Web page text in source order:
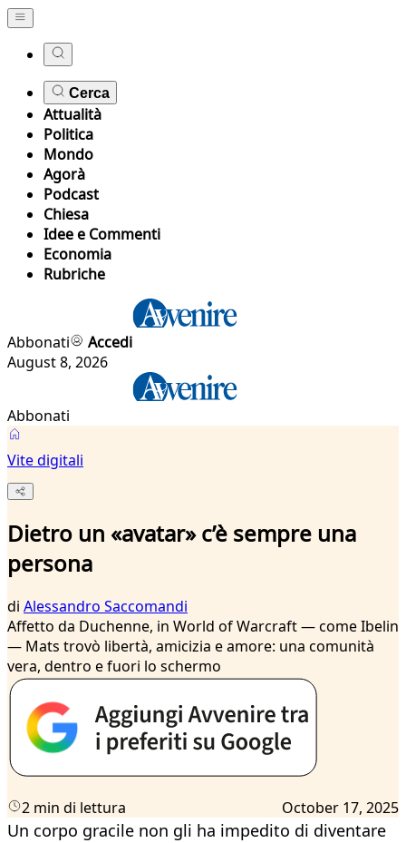
Cerca
Attualità
Politica
Mondo
Agorà
Podcast
Chiesa
Idee e Commenti
Economia
Rubriche
Abbonati
Accedi
August 8, 2026
Abbonati
Vite digitali
Dietro un «avatar» c’è sempre una
persona
di Alessandro Saccomandi
Affetto da Duchenne, in World of Warcraft — come Ibelin
— Mats trovò libertà, amicizia e amore: una comunità
vera, dentro e fuori lo schermo
2 min di lettura October 17, 2025
Un corpo gracile non gli ha impedito di diventare